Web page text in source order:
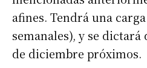
afines. Tendrá una
semanales), y se dictará
de diciembre próximos.